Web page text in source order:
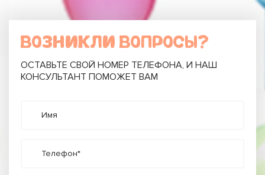
ВОЗНИКЛИ ВОПРОСЫ?
ОСТАВЬТЕ СВОЙ НОМЕР ТЕЛЕФОНА, И НАШ
КОНСУЛЬТАНТ ПОМОЖЕТ ВАМ
Имя
Телефон*